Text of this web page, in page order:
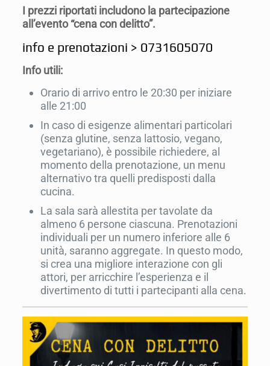
I prezzi riportati includono la partecipazione
all’evento “cena con delitto”.
info e prenotazioni > 0731605070
Info utili:
Orario di arrivo entro le 20:30 per iniziare
alle 21:00
In caso di esigenze alimentari particolari
(senza glutine, senza lattosio, vegano,
vegetariano), è possibile richiedere, al
momento della prenotazione, un menu
alternativo tra quelli predisposti dalla
cucina.
La sala sarà allestita per tavolate da
almeno 6 persone ciascuna. Prenotazioni
individuali per un numero inferiore alle 6
unità, saranno aggregate. In questo modo,
si crea una migliore interazione con gli
attori, per arricchire l’esperienza e il
divertimento di tutti i partecipanti alla cena.